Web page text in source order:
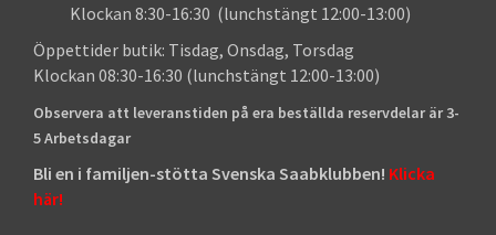
Klockan 8:30-16:30 (lunchstängt 12:00-13:00)
Öppettider butik: Tisdag, Onsdag, Torsdag
Klockan 08:30-16:30 (lunchstängt 12:00-13:00)
Observera att leveranstiden på era beställda reservdelar är 3-
5 Arbetsdagar
Bli en i familjen-stötta Svenska Saabklubben! Klicka
här!